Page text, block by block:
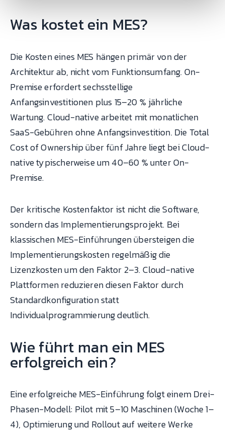
Was kostet ein MES?
Die Kosten eines MES hängen primär von der
Architektur ab, nicht vom Funktionsumfang. On-
Premise erfordert sechsstellige
Anfangsinvestitionen plus 15–20 % jährliche
Wartung. Cloud-native arbeitet mit monatlichen
SaaS-Gebühren ohne Anfangsinvestition. Die Total
Cost of Ownership über fünf Jahre liegt bei Cloud-
native typischerweise um 40–60 % unter On-
Premise.
Der kritische Kostenfaktor ist nicht die Software,
sondern das Implementierungsprojekt. Bei
klassischen MES-Einführungen übersteigen die
Implementierungskosten regelmäßig die
Lizenzkosten um den Faktor 2–3. Cloud-native
Plattformen reduzieren diesen Faktor durch
Standardkonfiguration statt
Individualprogrammierung deutlich.
Wie führt man ein MES
erfolgreich ein?
Eine erfolgreiche MES-Einführung folgt einem Drei-
Phasen-Modell: Pilot mit 5–10 Maschinen (Woche 1–
4), Optimierung und Rollout auf weitere Werke